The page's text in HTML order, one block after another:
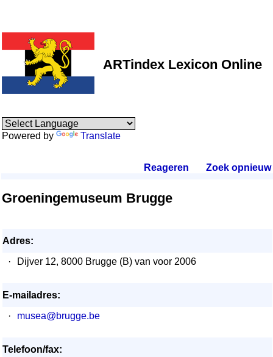
ARTindex Lexicon Online
Powered by Translate
Reageren Zoek opnieuw.
Groeningemuseum Brugge
Adres:
·
Dijver 12, 8000 Brugge (B) van voor 2006
E-mailadres:
·
musea@brugge.be
Telefoon/fax: